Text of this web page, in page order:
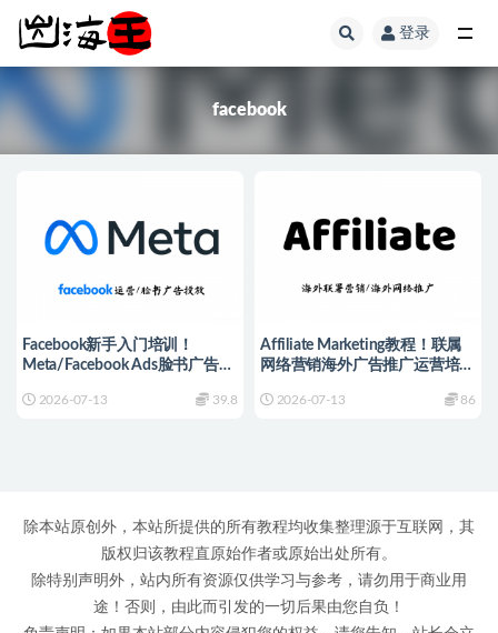
登录
facebook
Facebook新手入门培训！
Meta/Facebook Ads脸书广告投
2026-07-13 39.8
Affiliate Marketing教程！联属
网络营销海外广告推广运营培训
2026-07-13 86
除本站原创外，本站所提供的所有教程均收集整理源于互联网，其
版权归该教程直原始作者或原始出处所有。
除特别声明外，站内所有资源仅供学习与参考，请勿用于商业用
途！否则，由此而引发的一切后果由您自负！
全部